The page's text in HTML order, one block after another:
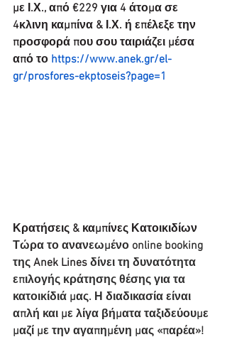
με Ι.Χ., από €229 για 4 άτομα σε
4κλινη καμπίνα & Ι.Χ. ή επέλεξε την
προσφορά που σου ταιριάζει μέσα
από το https://www.anek.gr/el-
gr/prosfores-ekptoseis?page=1
Κρατήσεις & καμπίνες Κατοικιδίων
Τώρα το ανανεωμένο online booking
της Anek Lines δίνει τη δυνατότητα
επιλογής κράτησης θέσης για τα
κατοικίδιά μας. Η διαδικασία είναι
απλή και με λίγα βήματα ταξιδεύουμε
μαζί με την αγαπημένη μας «παρέα»!